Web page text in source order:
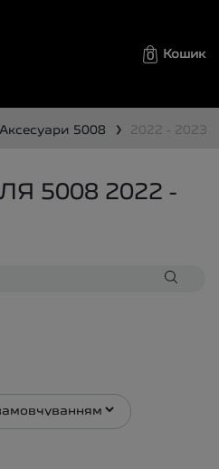
0 Кошик
аксесуари 5008 ❯ 2022 - 2023
5008 2022 -